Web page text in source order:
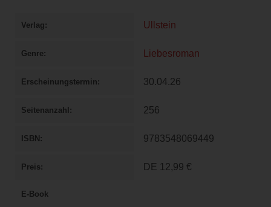
Verlag Ullstein
Genre Liebesroman
Erscheinungstermin 30.04.26
Seitenanzahl 256
ISBN 9783548069449
Preis DE 12,99 €
E-Book